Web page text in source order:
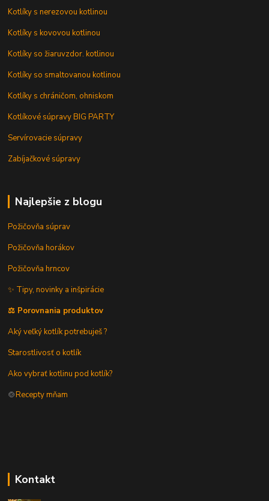
Kotlíky s nerezovou kotlinou
Kotlíky s kovovou kotlinou
Kotlíky so žiaruvzdor. kotlinou
Kotlíky so smaltovanou kotlinou
Kotlíky s chráničom, ohniskom
Kotlíkové súpravy BIG PARTY
Servírovacie súpravy
Zabíjačkové súpravy
Najlepšie z blogu
Požičovňa súprav
Požičovňa horákov
Požičovňa hrncov
✨ Tipy, novinky a inšpirácie
⚖️ Porovnania produktov
Aký veľký kotlík potrebuješ ?
Starostlivosť o kotlík
Ako vybrať kotlinu pod kotlík?
🍲Recepty mňam
Kontakt